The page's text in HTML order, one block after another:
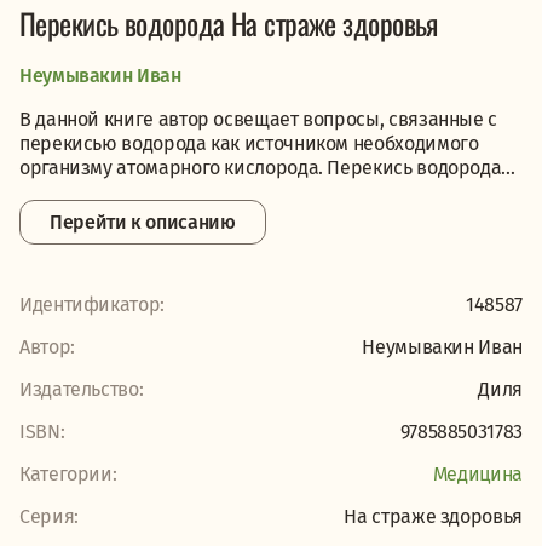
Перекись водорода На страже здоровья
Неумывакин Иван
В данной книге автор освещает вопросы, связанные с
перекисью водорода как источником необходимого
организму атомарного кислорода. Перекись водорода...
Перейти к описанию
Идентификатор:
148587
Автор:
Неумывакин Иван
Издательство:
Диля
ISBN:
9785885031783
Категории:
Медицина
Серия:
На страже здоровья